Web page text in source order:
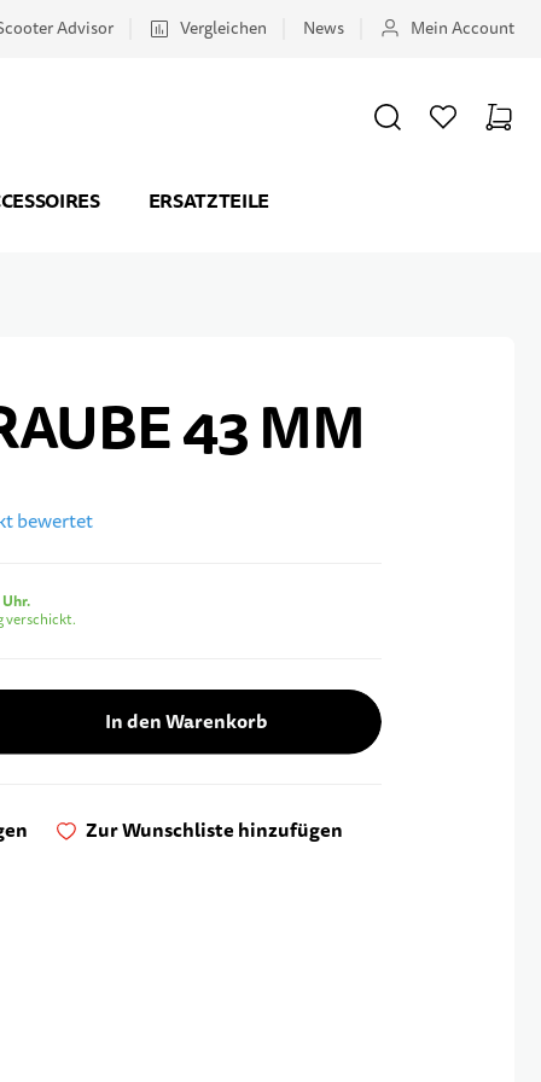
Advisor Vergleichen News Mein Account
ERSATZTEILE
SUCHE WUNSCHZETTEL
43 MM
bewertet
verschickt.
In den Warenkorb
Zur Wunschliste hinzufügen